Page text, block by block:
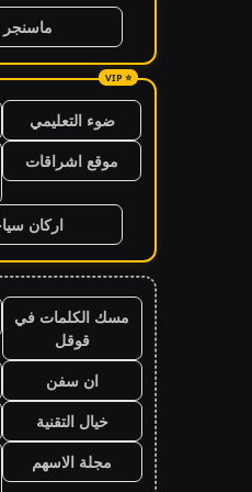
ماسنجر
ضوء التعليمي
موقع اشراقات
اركان
مسك الكلمات في
قوقل
ان سفن
خيال التقنية
مجلة الاسهم